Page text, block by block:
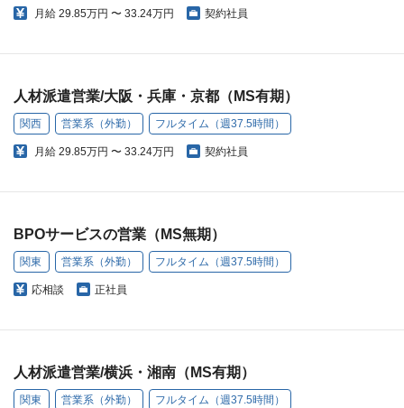
月給 29.85万円 〜 33.24万円 契約社員
人材派遣営業/大阪・兵庫・京都（MS有期）
関西 営業系（外勤） フルタイム（週37.5時間）
月給 29.85万円 〜 33.24万円 契約社員
BPOサービスの営業（MS無期）
関東 営業系（外勤） フルタイム（週37.5時間）
応相談 正社員
人材派遣営業/横浜・湘南（MS有期）
関東 営業系（外勤） フルタイム（週37.5時間）